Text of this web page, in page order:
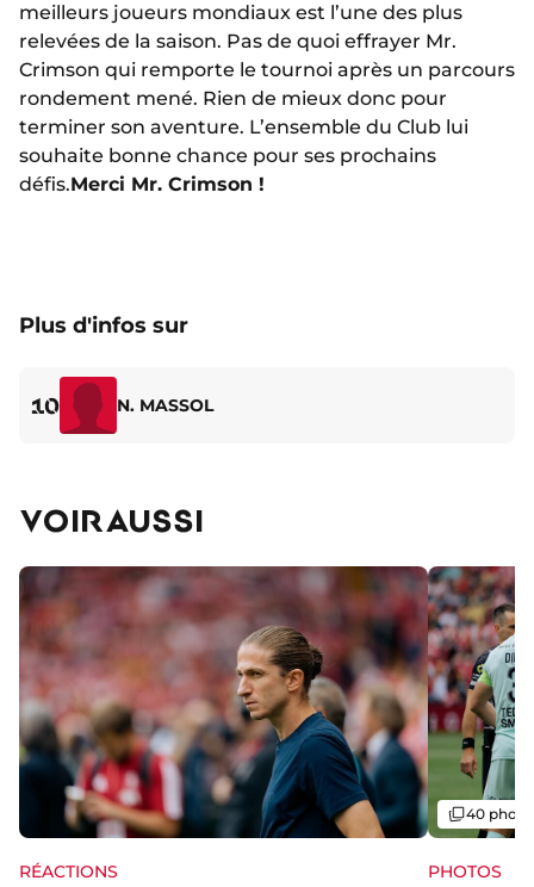
meilleurs joueurs mondiaux est l’une des plus
relevées de la saison. Pas de quoi effrayer Mr.
Crimson qui remporte le tournoi après un parcours
rondement mené. Rien de mieux donc pour
terminer son aventure. L’ensemble du Club lui
souhaite bonne chance pour ses prochains
défis.Merci Mr. Crimson !
Plus d'infos sur
10 N. MASSOL
VOIR AUSSI
RÉACTIONS PHOTOS
Galerie
40